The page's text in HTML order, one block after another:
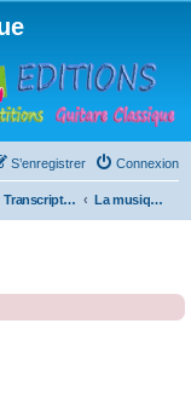
Connexion
S’enregistrer
Transcriptions et arrangements La musique classique